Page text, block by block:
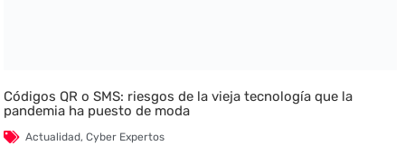
Códigos QR o SMS: riesgos de la vieja tecnología que la
pandemia ha puesto de moda
Actualidad,Cyber Expertos